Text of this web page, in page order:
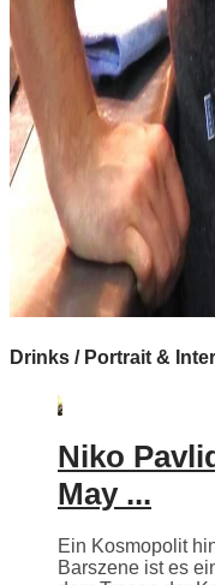
Drinks / Portrait &
Niko
May ...
Ein Kosmopolit
Barszene ist es